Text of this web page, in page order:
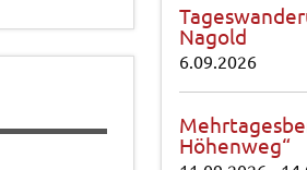
Nagold
6.09.2026
Höhenweg“